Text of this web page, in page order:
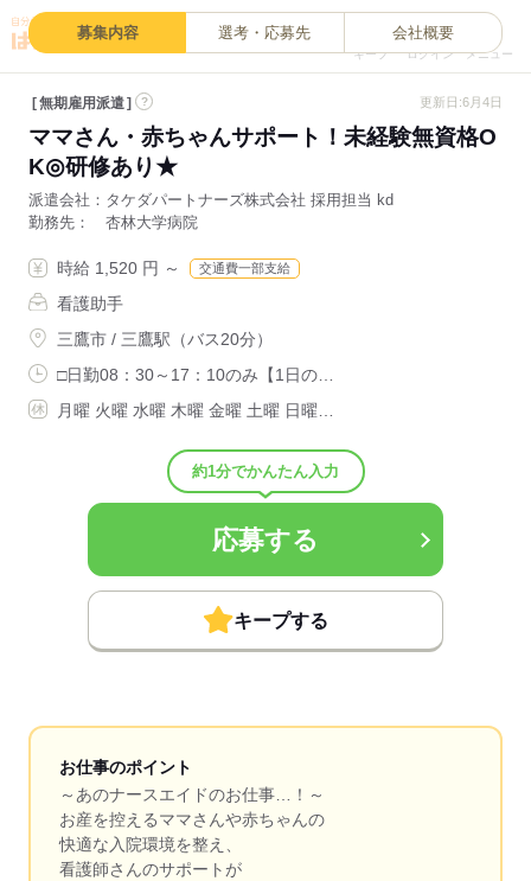
キープ ログイン メニュー
募集内容 選考・応募先 会社概要
無期雇用派遣 ? 更新日:6月4日
ママさん・赤ちゃんサポート！未経験無資格O
K◎研修あり★
派遣会社
タケダパートナーズ株式会社 採用担当 kd
勤務先
杏林大学病院
時給 1,520 円 ～ 交通費一部支給
看護助手
三鷹市 / 三鷹駅（バス20分）
□日勤08：30～17：10のみ【1日の…
月曜 火曜 水曜 木曜 金曜 土曜 日曜…
約1分でかんたん入力
応募する
キープする
お仕事のポイント
～あのナースエイドのお仕事…！～
お産を控えるママさんや赤ちゃんの
快適な入院環境を整え、
看護師さんのサポートが